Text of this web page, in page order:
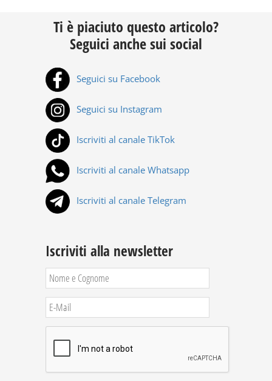
Ti è piaciuto questo articolo?
Seguici anche sui social
Seguici su Facebook
Seguici su Instagram
Iscriviti al canale TikTok
Iscriviti al canale Whatsapp
Iscriviti al canale Telegram
Iscriviti alla newsletter